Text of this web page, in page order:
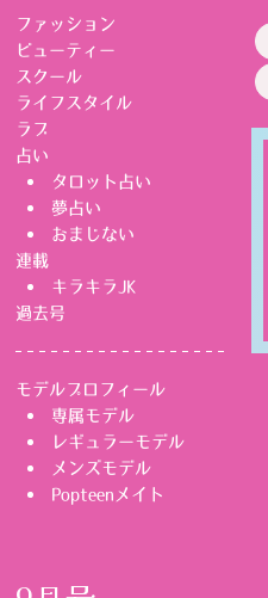
ファッション
ビューティー
スクール
ライフスタイル
ラブ
占い
タロット占い
夢占い
おまじない
連載
キラキラJK
過去号
モデルプロフィール
専属モデル
レギュラーモデル
メンズモデル
Popteenメイト